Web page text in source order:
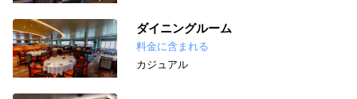
ダイニングルーム
料金に含まれる
カジュアル